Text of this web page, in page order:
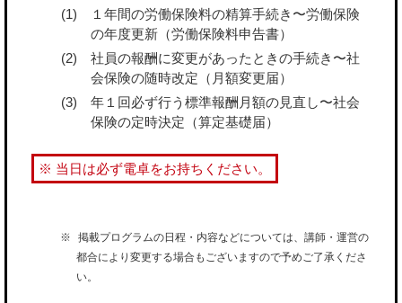
１年間の労働保険料の精算手続き〜労働保険
の年度更新（労働保険料申告書）
社員の報酬に変更があったときの手続き〜社
会保険の随時改定（月額変更届）
年１回必ず行う標準報酬月額の見直し〜社会
保険の定時決定（算定基礎届）
※ 当日は必ず電卓をお持ちください。
掲載プログラムの日程・内容などについては、講師・運営の
都合により変更する場合もございますので予めご了承くださ
い。